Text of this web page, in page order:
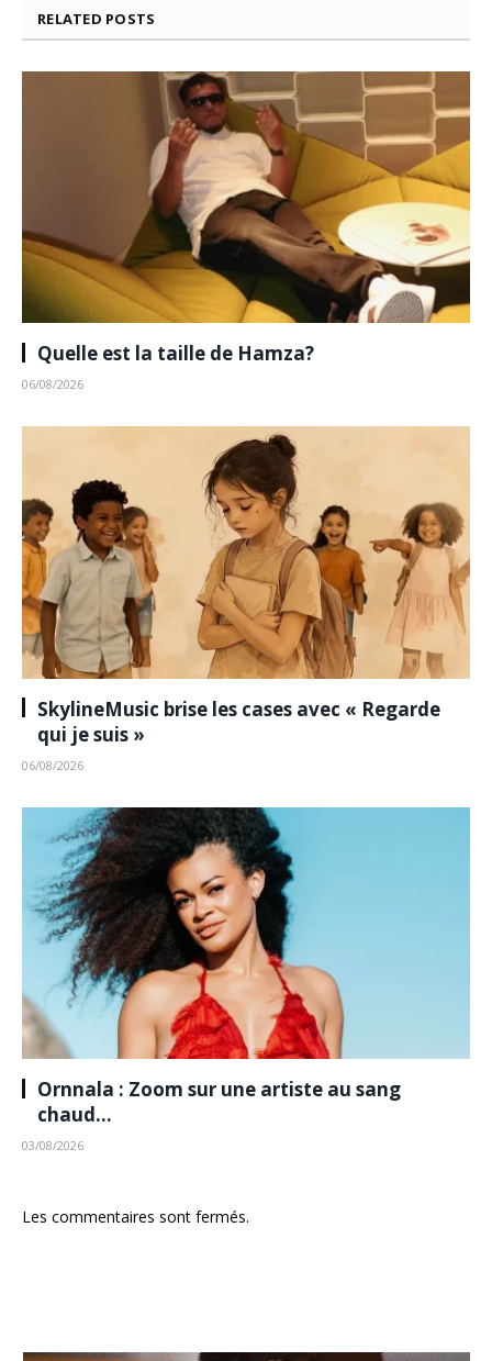
RELATED POSTS
Quelle est la taille de Hamza?
06/08/2026
SkylineMusic brise les cases avec « Regarde
qui je suis »
06/08/2026
Ornnala : Zoom sur une artiste au sang
chaud…
03/08/2026
Les commentaires sont fermés.